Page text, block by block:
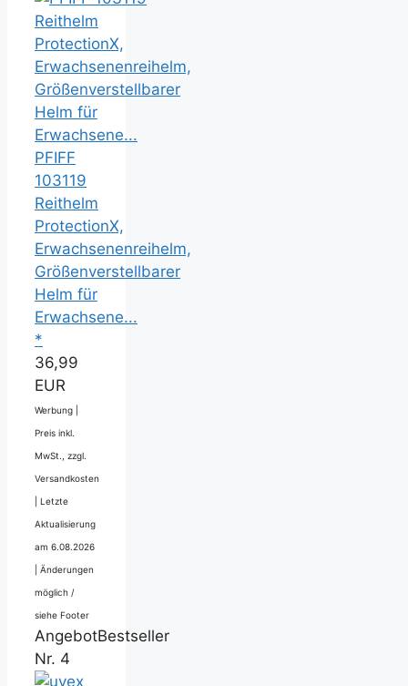
PFIFF
103119
Reithelm
ProtectionX,
Erwachsenenreihelm,
Größenverstellbarer
Helm für
Erwachsene...
*
36,99
EUR
Werbung |
Preis inkl.
MwSt., zzgl.
Versandkosten
Letzte
Aktualisierung
am 6.08.2026
Änderungen
möglich /
siehe Footer
AngebotBestseller
Nr. 4